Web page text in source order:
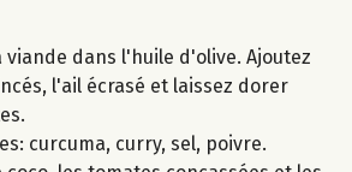
viande dans l'huile d'olive. Ajoutez
l'ail écrasé et laissez dorer
curcuma, curry, sel, poivre.